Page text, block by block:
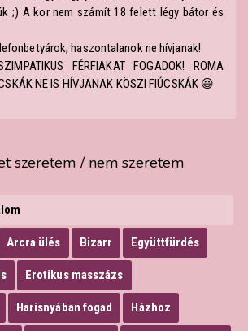
;) A kor nem számít 18 felett légy bátor és
haszontalanok ne hívjanak!
FÉRFIAKAT FOGADOK! ROMA
NE IS HÍVJANAK KÖSZI FIÚCSKÁK 😃
szeretem / nem szeretem
Arcra ülés Bizarr Együttfürdés
Erotikus masszázs
Harisnyában fogad Házhoz